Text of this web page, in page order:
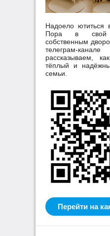
Надоело ютиться
Пора в
собственным
телеграм-канале
рассказываем,
тёплый и
семьи.
Перейти на